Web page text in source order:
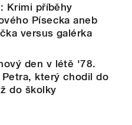
Krimi příběhy
Písecka aneb
versus galérka
den v létě '78.
Petra, který chodil do
do školky